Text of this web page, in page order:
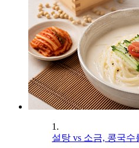
1.
설탕 vs 소금, 콩국